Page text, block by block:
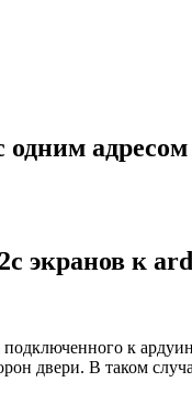
одним адресом
экранов к
подключенного к
двери. В таком